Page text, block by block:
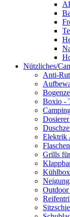
Nützliches/
Anti-
Boxio -
Elektrik
Grills
Outdoor